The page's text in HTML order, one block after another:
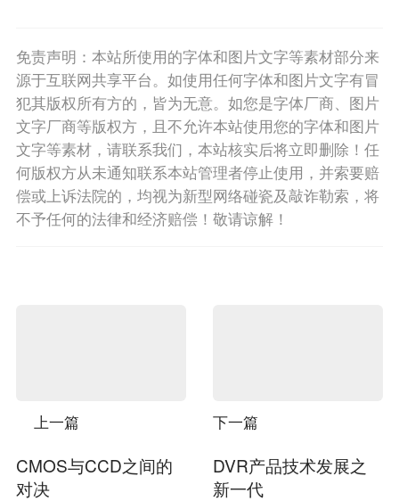
免责声明：本站所使用的字体和图片文字等素材部分来
源于互联网共享平台。如使用任何字体和图片文字有冒
犯其版权所有方的，皆为无意。如您是字体厂商、图片
文字厂商等版权方，且不允许本站使用您的字体和图片
文字等素材，请联系我们，本站核实后将立即删除！任
何版权方从未通知联系本站管理者停止使用，并索要赔
偿或上诉法院的，均视为新型网络碰瓷及敲诈勒索，将
不予任何的法律和经济赔偿！敬请谅解！
上一篇
CMOS与CCD之间的
对决
下一篇
DVR产品技术发展之
新一代